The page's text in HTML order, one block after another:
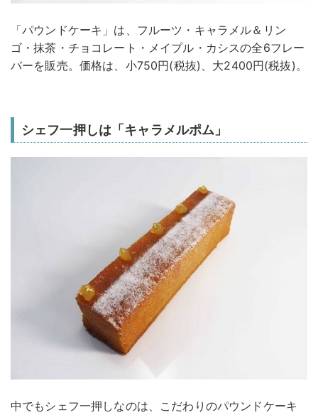
「パウンドケーキ」は、フルーツ・キャラメル＆リン
ゴ・抹茶・チョコレート・メイプル・カシスの全6フレー
バーを販売。価格は、小750円(税抜)、大2400円(税抜)。
シェフ一押しは「キャラメルポム」
中でもシェフ一押しなのは、こだわりのパウンドケーキ